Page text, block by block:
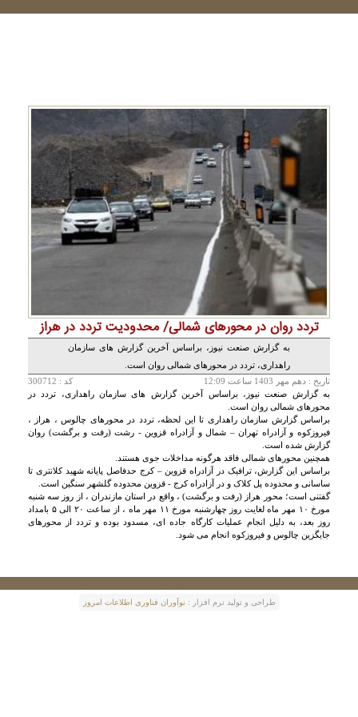
تردد روان در محورهای شمالی/ محدودیت تردد در هراز
به گزارش صنعت نیوز، براساس آخرین گزارش های سازمان
راهداری، تردد در محورهای شمالی روان است.
تاريخ : دهم مهر 1403 ساعت 12:09
کد : 300712
به گزارش صنعت نیوز، براساس آخرین گزارش های سازمان راهداری، تردد در
محورهای شمالی روان است.
براساس گزارش سازمان راهداری تا این لحظه، تردد در محورهای چالوس ، هراز ،
فیروزکوه و آزادراه تهران – شمال و آزادراه قزوین - رشت (رفت و برگشت) روان
گزارش شده است.
همچنین محورهای شمالی فاقد هرگونه مداخلات جوی هستند.
براساس این گزارش، ترافیک در آزادراه قزوین – کرج حدفاصل پایانه شهید کلانتری تا
ساسانی و محدوده پل کلاک و در آزادراه کرج - قزوین محدوده گلشهر سنگین است.
گفتنی است؛ محور هراز (رفت و برگشت) ، واقع در استان مازندران ، از روز سه شنبه
مورخ ۱۰ مهر ماه لغایت روز چهارشنبه مورخ ۱۱ مهر ماه ، از ساعت ۲۰ الی ۵ بامداد
روز بعد، به دلیل انجام عملیات کارگاه جاده ای، مسدود بوده و تردد از محورهای
جایگزین چالوس و فیروزکوه انجام می شود.
طراحی و توليد نرم افزار : نوآوران فناوری اطلاعات امروز